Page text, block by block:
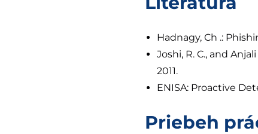
Hadnagy, Ch .:
Joshi, R. C., and
2011.
ENISA: Proactive
Priebeh